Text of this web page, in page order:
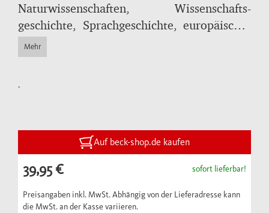
sich den internationalen Benutzerinnen und
Benutzern mit Hilfe von Interpretamenten in
Latein und Deutsch erschließen und mit
prägnanten Beispielen aus Originaltexten
Arbeit.
Naturwissenschaften, Wissenschafts­
geschichte, Sprachgeschichte, europäisches
Mittelalter
Mehr
.
Auf beck-shop.de kaufen
39,95 € sofort lieferbar!
Preisangaben inkl. MwSt. Abhängig von der Lieferadresse kann
die MwSt. an der Kasse variieren.